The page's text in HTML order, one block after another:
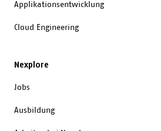
Applikationsentwicklung
Cloud Engineering
Nexplore
Jobs
Ausbildung